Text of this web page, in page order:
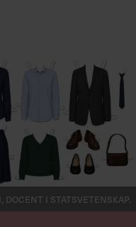
docent i statsvetenskap.